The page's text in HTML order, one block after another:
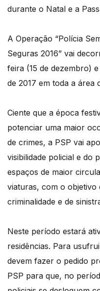
durante o Natal e a
A Operação “Polícia
Seguras 2016” vai
feira (15 de dezembro)
de 2017 em toda a área
Ciente que a época
potenciar uma maior
de crimes, a PSP vai
visibilidade policial e do
espaços de maior
viaturas, com o objetivo
criminalidade e de
Neste período estará
residências. Para
devem fazer o pedido
PSP para que, no